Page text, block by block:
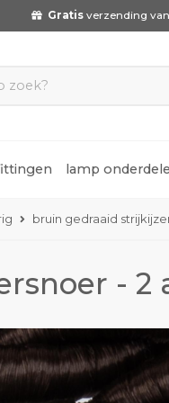
Gratis verzending
lamp
bruin gedraaid
- 2